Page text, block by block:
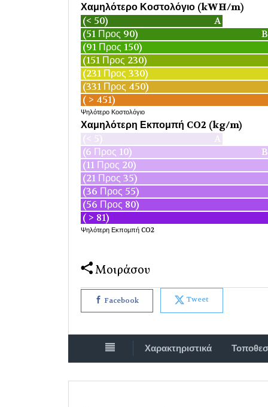
Χαμηλότερο Κοστολόγιο (kWH/m)
(< 50)
A
(51 Προς 90)
B
(91 Προς 150)
(151 Προς 230)
(231 Προς 330)
(331 Προς 450)
( > 451)
Ψηλότερο Κοστολόγιο
Χαμηλότερη Εκπομπή CO2 (kg/m)
(< 5)
A
(6 Προς 10)
B
(11 Προς 20)
(21 Προς 35)
(36 Προς 55)
(56 Προς 80)
( > 81)
Ψηλότερη Εκπομπή CO2
Μοιράσου
Facebook Tweet
Χαρακτηριστικά